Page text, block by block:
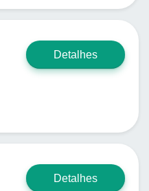
Detalhes
Detalhes